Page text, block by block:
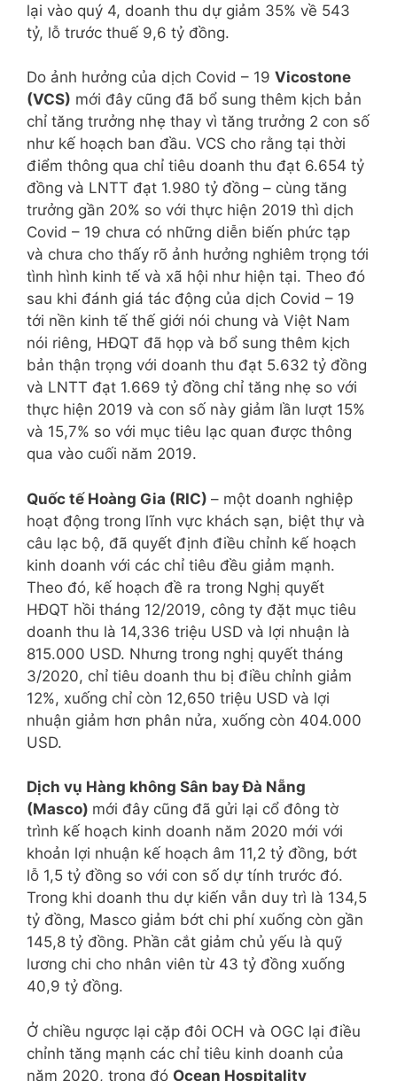
lại vào quý 4, doanh thu dự giảm 35% về 543
tỷ, lỗ trước thuế 9,6 tỷ đồng.
Do ảnh hưởng của dịch Covid – 19 Vicostone
(VCS) mới đây cũng đã bổ sung thêm kịch bản
chỉ tăng trưởng nhẹ thay vì tăng trưởng 2 con số
như kế hoạch ban đầu. VCS cho rằng tại thời
điểm thông qua chỉ tiêu doanh thu đạt 6.654 tỷ
đồng và LNTT đạt 1.980 tỷ đồng – cùng tăng
trưởng gần 20% so với thực hiện 2019 thì dịch
Covid – 19 chưa có những diễn biến phức tạp
và chưa cho thấy rõ ảnh hưởng nghiêm trọng tới
tình hình kinh tế và xã hội như hiện tại. Theo đó
sau khi đánh giá tác động của dịch Covid – 19
tới nền kinh tế thế giới nói chung và Việt Nam
nói riêng, HĐQT đã họp và bổ sung thêm kịch
bản thận trọng với doanh thu đạt 5.632 tỷ đồng
và LNTT đạt 1.669 tỷ đồng chỉ tăng nhẹ so với
thực hiện 2019 và con số này giảm lần lượt 15%
và 15,7% so với mục tiêu lạc quan được thông
qua vào cuối năm 2019.
Quốc tế Hoàng Gia (RIC) – một doanh nghiệp
hoạt động trong lĩnh vực khách sạn, biệt thự và
câu lạc bộ, đã quyết định điều chỉnh kế hoạch
kinh doanh với các chỉ tiêu đều giảm mạnh.
Theo đó, kế hoạch đề ra trong Nghị quyết
HĐQT hồi tháng 12/2019, công ty đặt mục tiêu
doanh thu là 14,336 triệu USD và lợi nhuận là
815.000 USD. Nhưng trong nghị quyết tháng
3/2020, chỉ tiêu doanh thu bị điều chỉnh giảm
12%, xuống chỉ còn 12,650 triệu USD và lợi
nhuận giảm hơn phân nửa, xuống còn 404.000
USD.
Dịch vụ Hàng không Sân bay Đà Nẵng
(Masco) mới đây cũng đã gửi lại cổ đông tờ
trình kế hoạch kinh doanh năm 2020 mới với
khoản lợi nhuận kế hoạch âm 11,2 tỷ đồng, bớt
lỗ 1,5 tỷ đồng so với con số dự tính trước đó.
Trong khi doanh thu dự kiến vẫn duy trì là 134,5
tỷ đồng, Masco giảm bớt chi phí xuống còn gần
145,8 tỷ đồng. Phần cắt giảm chủ yếu là quỹ
lương chi cho nhân viên từ 43 tỷ đồng xuống
40,9 tỷ đồng.
Ở chiều ngược lại cặp đôi OCH và OGC lại điều
chỉnh tăng mạnh các chỉ tiêu kinh doanh của
năm 2020, trong đó Ocean Hospitality